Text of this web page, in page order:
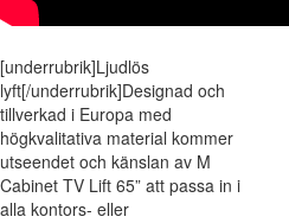
[underrubrik]Ljudlös
lyft[/underrubrik]Designad och
tillverkad i Europa med
högkvalitativa material kommer
utseendet och känslan av M
Cabinet TV Lift 65” att passa in i
alla kontors- eller